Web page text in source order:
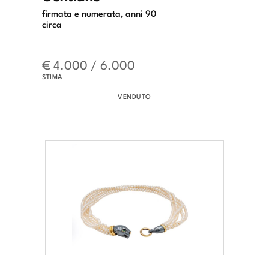
firmata e numerata, anni 90
circa
€ 4.000 / 6.000
STIMA
VENDUTO